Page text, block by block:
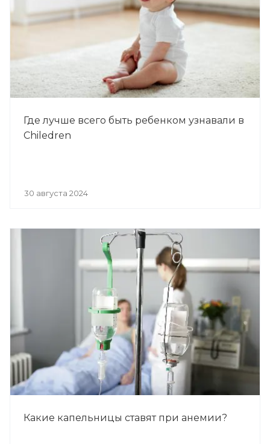
Где лучше всего быть ребенком узнавали в
Chiledren
30 августа 2024
Какие капельницы ставят при анемии?